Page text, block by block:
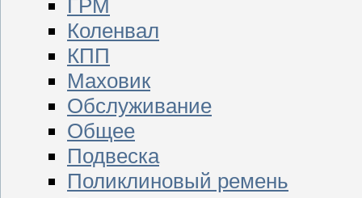
ГРМ
Коленвал
КПП
Маховик
Обслуживание
Общее
Подвеска
Поликлиновый ремень